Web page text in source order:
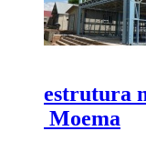
estrutura
Moema